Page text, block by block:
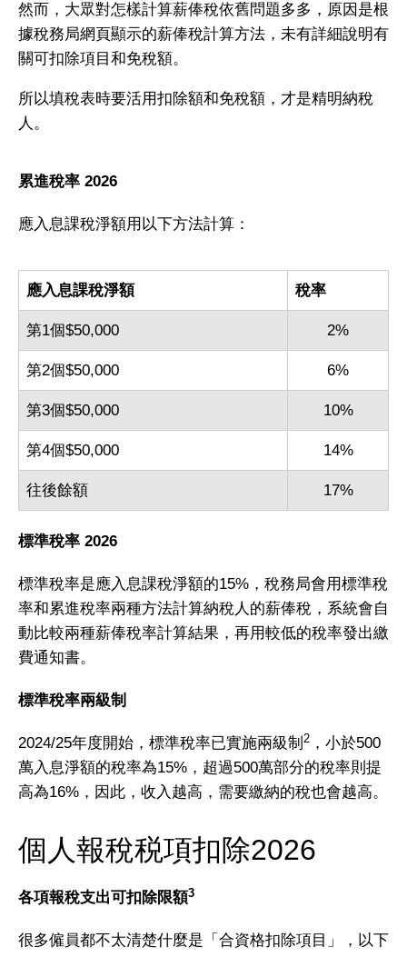
然而，大眾對怎樣計算薪俸稅依舊問題多多，原因是根
據稅務局網頁顯示的薪俸稅計算方法，未有詳細說明有
關可扣除項目和免稅額。
所以填稅表時要活用扣除額和免稅額，才是精明納稅
人。
累進稅率 2026
應入息課稅淨額用以下方法計算：
應入息課稅淨額 稅率
第1個$50,000 2%
第2個$50,000 6%
第3個$50,000 10%
第4個$50,000 14%
往後餘額 17%
標準稅率 2026
標準稅率是應入息課稅淨額的15%，稅務局會用標準稅
率和累進稅率兩種方法計算納稅人的薪俸稅，系統會自
動比較兩種薪俸稅率計算結果，再用較低的稅率發出繳
費通知書。
標準稅率兩級制
2024/25年度開始，標準稅率已實施兩級制 2 ，小於500
萬入息淨額的稅率為15%，超過500萬部分的稅率則提
高為16%，因此，收入越高，需要繳納的稅也會越高。
個人報稅税項扣除2026
各項報稅支出可扣除限額3
很多僱員都不太清楚什麼是「合資格扣除項目」，以下